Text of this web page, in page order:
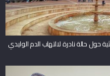
حالة نادرة لالتهاب الدم الوليدي